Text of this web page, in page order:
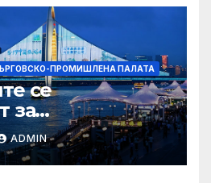
ПРОМИШЛЕНА ПАЛАТА
се
за
растеж на
сектор
ADMIN